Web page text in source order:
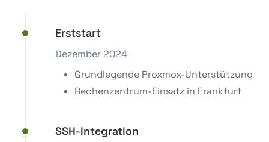
Erststart
Dezember 2024
Grundlegende Proxmox-Unterstützung
Rechenzentrum-Einsatz in Frankfurt
SSH-Integration